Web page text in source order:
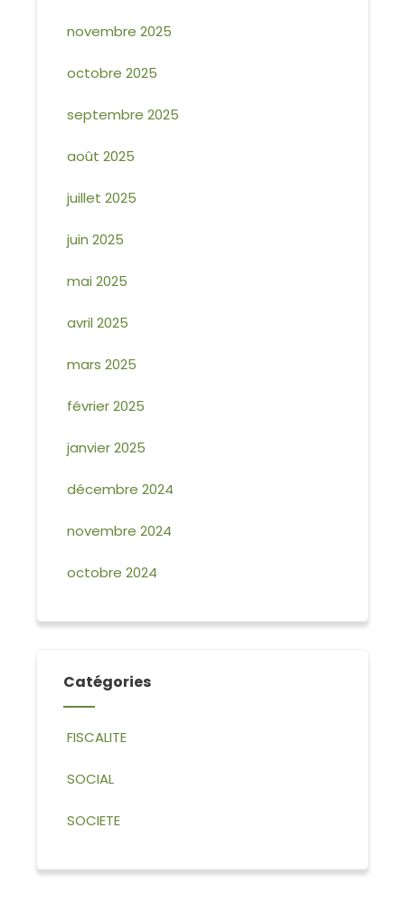
novembre 2025
octobre 2025
septembre 2025
août 2025
juillet 2025
juin 2025
mai 2025
avril 2025
mars 2025
février 2025
janvier 2025
décembre 2024
novembre 2024
octobre 2024
Catégories
FISCALITE
SOCIAL
SOCIETE